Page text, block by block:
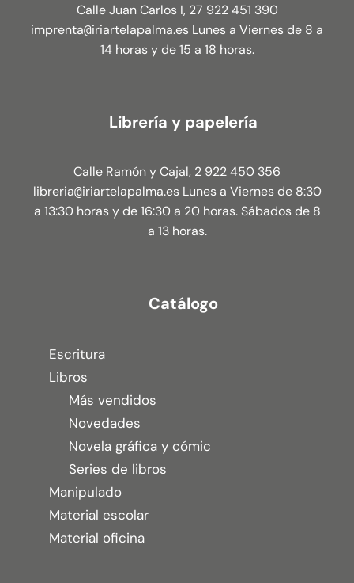
Calle Juan Carlos I, 27 922 451 390
imprenta@iriartelapalma.es Lunes a Viernes de 8 a
14 horas y de 15 a 18 horas.
Librería y papelería
Calle Ramón y Cajal, 2 922 450 356
libreria@iriartelapalma.es Lunes a Viernes de 8:30
a 13:30 horas y de 16:30 a 20 horas. Sábados de 8
a 13 horas.
Catálogo
Escritura
Libros
Más vendidos
Novedades
Novela gráfica y cómic
Series de libros
Manipulado
Material escolar
Material oficina